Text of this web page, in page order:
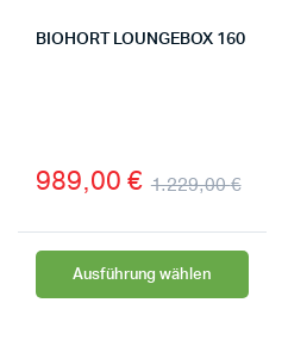
BIOHORT LOUNGEBOX 160
1.229,00€
989,00 €
Ausführung wählen